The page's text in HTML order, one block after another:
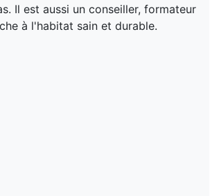
Il est aussi un conseiller, formateur
à l'habitat sain et durable.